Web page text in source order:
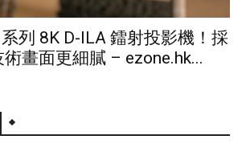
列 8K D-ILA 鐳射投影機！採
畫面更細膩 – ezone.hk...